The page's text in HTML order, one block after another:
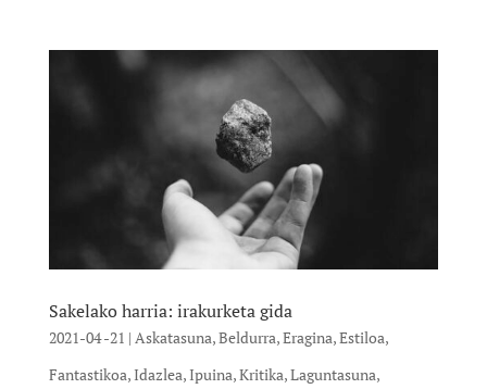
Sakelako harria: irakurketa gida
2021-04 -21 | Askatasuna,Beldurra,Eragina,Estiloa,
Fantastikoa,Idazlea,Ipuina,Kritika,Laguntasuna,